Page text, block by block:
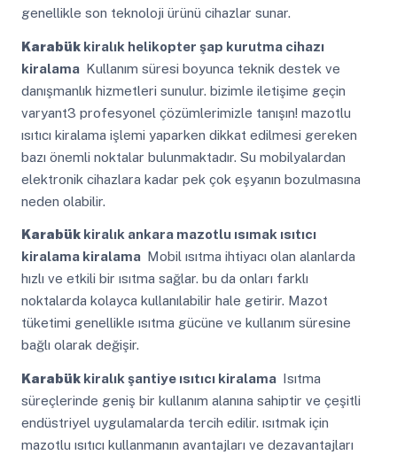
genellikle son teknoloji ürünü cihazlar sunar.
Karabükkiralık helikopter şap kurutma cihazı
kiralama Kullanım süresi boyunca teknik destek ve
danışmanlık hizmetleri sunulur. bizimle iletişime geçin
varyant3 profesyonel çözümlerimizle tanışın! mazotlu
ısıtıcı kiralama işlemi yaparken dikkat edilmesi gereken
bazı önemli noktalar bulunmaktadır. Su mobilyalardan
elektronik cihazlara kadar pek çok eşyanın bozulmasına
neden olabilir.
Karabükkiralık ankara mazotlu ısımak ısıtıcı
kiralama kiralama Mobil ısıtma ihtiyacı olan alanlarda
hızlı ve etkili bir ısıtma sağlar. bu da onları farklı
noktalarda kolayca kullanılabilir hale getirir. Mazot
tüketimi genellikle ısıtma gücüne ve kullanım süresine
bağlı olarak değişir.
Karabükkiralık şantiye ısıtıcı kiralama Isıtma
süreçlerinde geniş bir kullanım alanına sahiptir ve çeşitli
endüstriyel uygulamalarda tercih edilir. ısıtmak için
mazotlu ısıtıcı kullanmanın avantajları ve dezavantajları